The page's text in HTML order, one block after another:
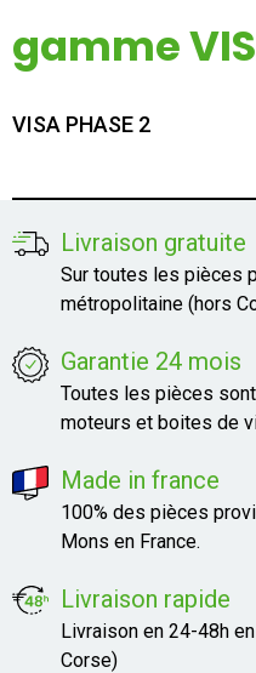
01
gamme
VISA PHASE 2
Livraison gratuite
Sur toutes les pièces
métropolitaine (hors
Garantie 24 mois
Toutes les pièces
moteurs et boites de
Made in france
100% des pièces
Mons en France.
Livraison rapide
Livraison en 24-48h
Corse)